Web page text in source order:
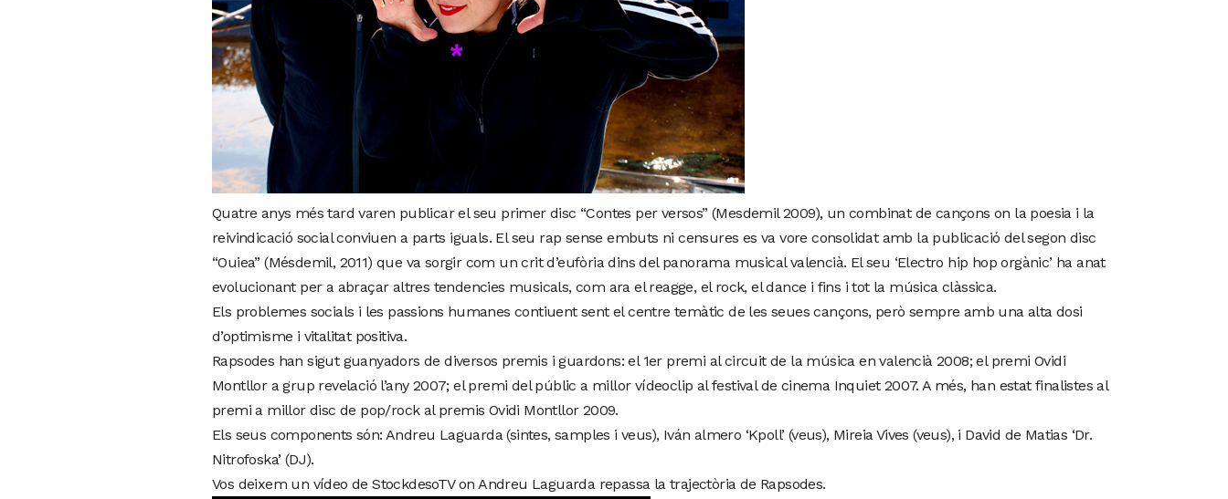
Quatre anys més tard varen publicar el seu primer disc “Contes per versos” (Mesdemil 2009), un combinat de cançons on la poesia i la
reivindicació social conviuen a parts iguals. El seu rap sense embuts ni censures es va vore consolidat amb la publicació del segon disc
“Ouiea” (Mésdemil, 2011) que va sorgir com un crit d’eufòria dins del panorama musical valencià. El seu ‘Electro hip hop orgànic’ ha anat
evolucionant per a abraçar altres tendencies musicals, com ara el reagge, el rock, el dance i fins i tot la música clàssica.
Els problemes socials i les passions humanes contiuent sent el centre temàtic de les seues cançons, però sempre amb una alta dosi
d’optimisme i vitalitat positiva.
Rapsodes han sigut guanyadors de diversos premis i guardons: el 1er premi al circuit de la música en valencià 2008; el premi Ovidi
Montllor a grup revelació l’any 2007; el premi del públic a millor vídeoclip al festival de cinema Inquiet 2007. A més, han estat finalistes al
premi a millor disc de pop/rock al premis Ovidi Montllor 2009.
Els seus components són: Andreu Laguarda (sintes, samples i veus), Iván almero ‘Kpoll’ (veus), Mireia Vives (veus), i David de Matias ‘Dr.
Nitrofoska’ (DJ).
Vos deixem un vídeo de StockdesoTV on Andreu Laguarda repassa la trajectòria de Rapsodes.